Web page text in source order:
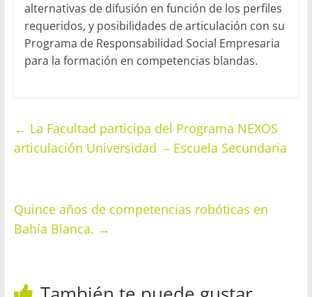
alternativas de difusión en función de los perfiles
requeridos, y posibilidades de articulación con su
Programa de Responsabilidad Social Empresaria
para la formación en competencias blandas.
← La Facultad participa del Programa NEXOS
articulación Universidad – Escuela Secundaria
Quince años de competencias robóticas en
Bahía Blanca. →